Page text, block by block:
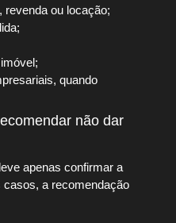
revenda ou locação;
quando
não dar
apenas confirmar a
casos, a recomendação